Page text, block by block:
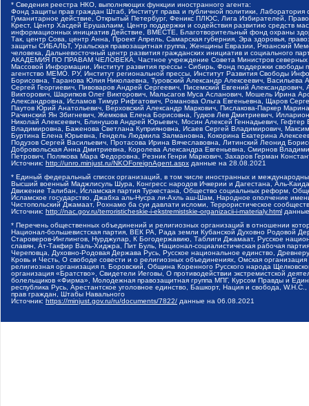
* Сведения реестра НКО, выполняющих функции иностранного агента:
Фонд защиты прав граждан Штаб, Институт права и публичной политики,
Гуманитарное действие, Открытый Петербург, Феникс ПЛЮС, Лига Избирателей,
Крест, Центр Хасдей Ерушалаим, Центр поддержки и содействия развитию средств
информационных инициатив Действие, ВМЕСТЕ, Благотворительный фонд охраны
Так, центр Сова, центр Анна, Проект Апрель, Самарская губерния, Эра здоровья,
защиты СИБАЛЬТ, Уральская правозащитная группа, Женщины Евразии, Рязанский
человека, Дальневосточный центр развития гражданских инициатив и социального
АКАДЕМИЯ ПО ПРАВАМ ЧЕЛОВЕКА, Частное учреждение Совета Министров северных
Массовой Информации, Институт развития прессы - Сибирь, Фонд поддержки
агентство МЕМО. РУ, Институт региональной прессы, Институт Развития Свободы
Борисовна, Таранова Юлия Николаевна, Туровский Александр Алексеевич,
Сергей Георгиевич, Пивоваров Андрей Сергеевич, Писемский Евгений
Викторович, Шарипков Олег Викторович, Мальсагов Муса Асланович, Мошель Ирина
Александровна, Исламов Тимур Рифгатович, Романова Ольга Евгеньевна, Щаров
Паутов Юрий Анатольевич, Верховский Александр Маркович, Пислакова-Паркер
Рачинский Ян Збигневич, Жемкова Елена Борисовна, Гудков Лев Дмитриевич,
Николай Алексеевич, Блинушов Андрей Юрьевич, Мосин Алексей Геннадьевич,
Владимировна, Баженова Светлана Куприяновна, Исаев Сергей Владимирович,
Буртина Елена Юрьевна, Гендель Людмила Залмановна, Кокорина Екатерина
Подузов Сергей Васильевич, Протасова Ирина Вячеславовна, Литинский Леонид
Добровольская Анна Дмитриевна, Королева Александра Евгеньевна, Смирнов
Петрович, Полякова Мара Федоровна, Резник Генри Маркович, Захаров Герман
Источник: http://unro.minjust.ru/NKOForeignAgent.aspx данные на 28.08.2021
* Единый федеральный список организаций, в том числе иностранных и
Высший военный Маджлисуль Шура, Конгресс народов Ичкерии и Дагестана, Аль-
Движение Талибан, Исламская партия Туркестана, Общество социальных реформ,
Исламское государство, Джабха аль-Нусра ли-Ахль аш-Шам, Народное ополчение
Чистопольский Джамаат, Рохнамо ба суи давлати исломи, Террористическое
Источник: http://nac.gov.ru/terroristicheskie-i-ekstremistskie-organizacii-i-materialy.html
* Перечень общественных объединений и религиозных организаций в отношении
Национал-большевистская партия, ВЕК РА, Рада земли Кубанской Духовно Родовой
Староверов-Инглингов, Нурджулар, К Богодержавию, Таблиги Джамаат, Русское
славян, Ат-Такфир Валь-Хиджра, Пит Буль, Национал-социалистическая рабочая
Череповца, Духовно-Родовая Держава Русь, Русское национальное единство,
Кровь и Честь, О свободе совести и о религиозных объединениях, Омская
религиозная организация п. Боровский, Община Коренного Русского народа
организация «Братство», Свидетели Иеговы, О противодействии экстремистской
болельщиков «Фирма», Молодежная правозащитная группа МПГ, Курсом Правды и
республика Русь, Арестантское уголовное единство, Башкорт, Нация и свобода,
прав граждан, Штабы Навального
Источник: https://minjust.gov.ru/ru/documents/7822/ данные на 06.08.2021